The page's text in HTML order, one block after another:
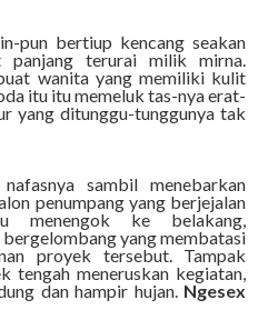
pun bertiup kencang seakan
panjang terurai milik mirna.
wanita yang memiliki kulit
itu itu memeluk tas-nya erat-
yang ditunggu-tunggunya tak
sambil menebarkan
penumpang yang berjejalan
menengok ke belakang,
yang membatasi
proyek tersebut. Tampak
tengah meneruskan kegiatan,
dan hampir hujan. Ngesex